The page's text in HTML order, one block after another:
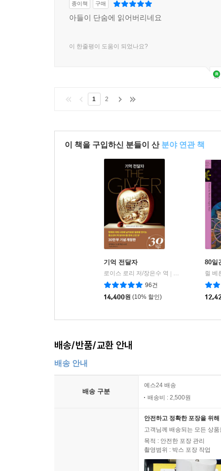
종이책 구매
아들이 단숨에 읽어버리네요
이 한줄평이 도움이 되었나요?
1 2
이 책을 구입하신 분들이 산 분야 연관 책
기억 전달자
로이스 로리 저/장은수 역
비룡소
96건
14,400원 (10% 할인)
80일
쥘 베
배송/반품/교환 안내
배송 안내
배송 구분
예스24 배송
배송비 : 2,500원
안전하고 정확한 포장을 위
고객님께 배송되는 모든 상
목적 : 안전한 포장 관리
촬영범위 : 박스 포장 작업